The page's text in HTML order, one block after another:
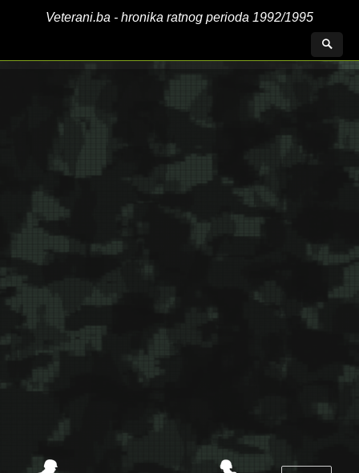
Veterani.ba - hronika ratnog perioda 1992/1995